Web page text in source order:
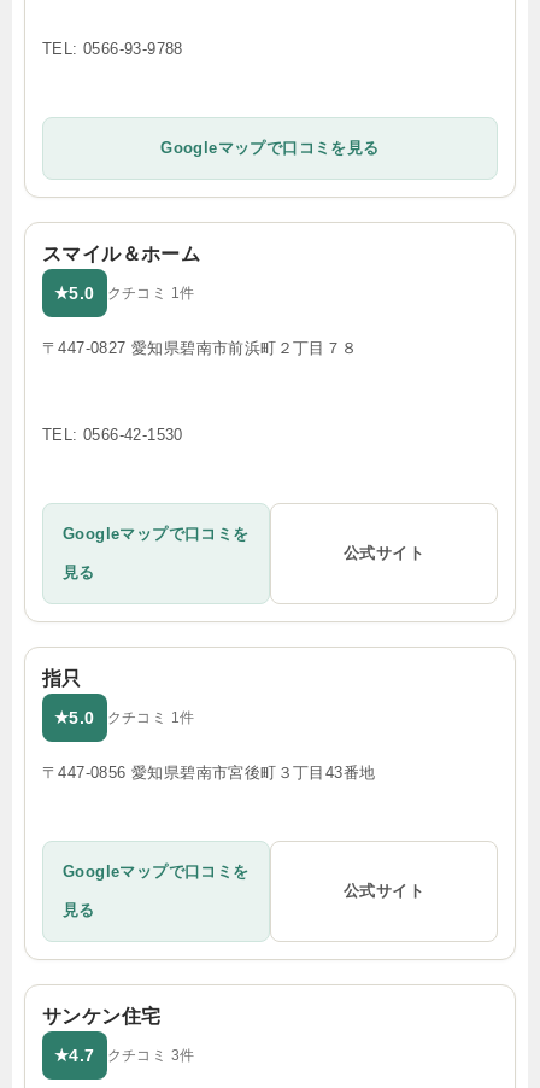
TEL: 0566-93-9788
Googleマップで口コミを見る
スマイル＆ホーム
★5.0 クチコミ 1件
〒447-0827 愛知県碧南市前浜町２丁目７８
TEL: 0566-42-1530
Googleマップで口コミを
見る
公式サイト
指只
★5.0 クチコミ 1件
〒447-0856 愛知県碧南市宮後町３丁目43番地
Googleマップで口コミを
見る
公式サイト
サンケン住宅
★4.7 クチコミ 3件